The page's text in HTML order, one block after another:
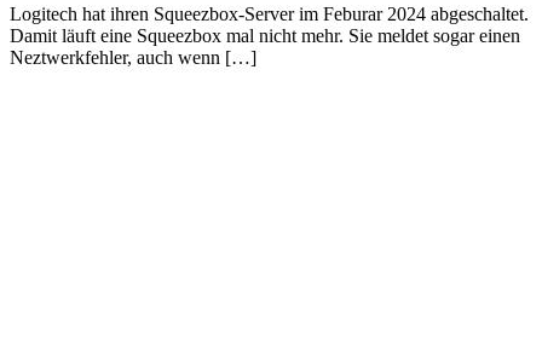
Logitech hat ihren Squeezbox-Server im Feburar 2024 abgeschaltet.
Damit läuft eine Squeezbox mal nicht mehr. Sie meldet sogar einen
Neztwerkfehler, auch wenn […]